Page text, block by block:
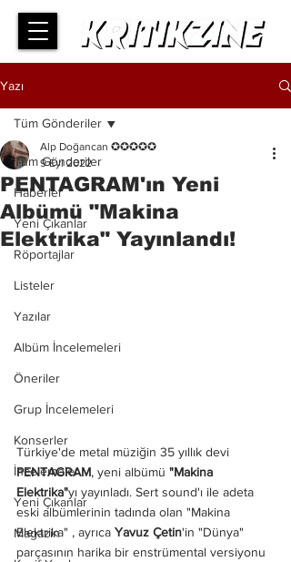
Yazı
Tüm Gönderiler
Haberler
Yeni Çıkanlar
Röportajlar
Listeler
Yazılar
Albüm İncelemeleri
Öneriler
Grup İncelemeleri
Konserler
İncelemeler
Yeni Çıkanlar
Magazin
Tüm Gönderiler
PENTAGRAM'ın Yeni
Albümü "Makina
Elektrika" Yayınlandı!
Alp Doğancan ✪✪✪✪✪
9 Eyl 2022
Türkiye'de metal müziğin 35 yıllık devi
PENTAGRAM, yeni albümü "Makina
Elektrika"yı yayınladı. Sert sound'ı ile adeta
eski albümlerinin tadında olan "Makina
Elektrika" , ayrıca Yavuz Çetin'in "Dünya"
parçasının harika bir enstrümental versiyonu